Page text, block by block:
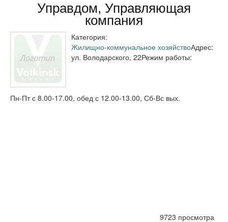
Управдом, Управляющая
компания
Категория:
Жилищно-коммунальное хозяйствоАдрес:
ул. Володарского, 22Режим работы:
Пн-Пт с 8.00-17.00, обед с 12.00-13.00, Сб-Вс вых.
9723 просмотра